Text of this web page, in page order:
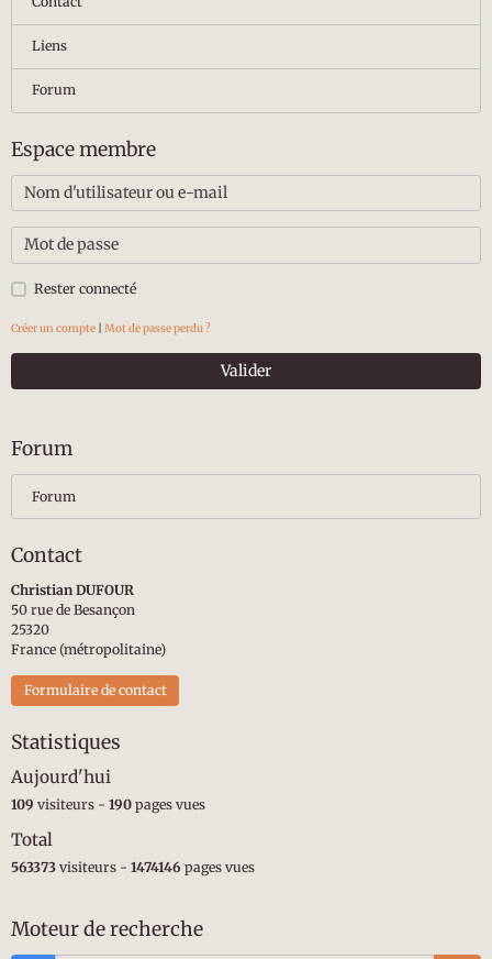
Liens
Forum
Espace membre
Rester connecté
Créer un compte | Mot de passe perdu ?
Valider
Forum
Forum
Contact
Christian DUFOUR
50 rue de Besançon
25320
France (métropolitaine)
Formulaire de contact
Statistiques
Aujourd'hui
109 visiteurs - 190 pages vues
Total
563373 visiteurs - 1474146 pages vues
Moteur de recherche